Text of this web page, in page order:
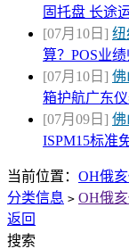
固托盘 长途
[07月10日] 纽
算？POS业
[07月10日] 佛
箱护航广东
[07月09日] 佛
ISPM15标准
当前位置： OH俄
分类信息 > OH俄
返回
搜索